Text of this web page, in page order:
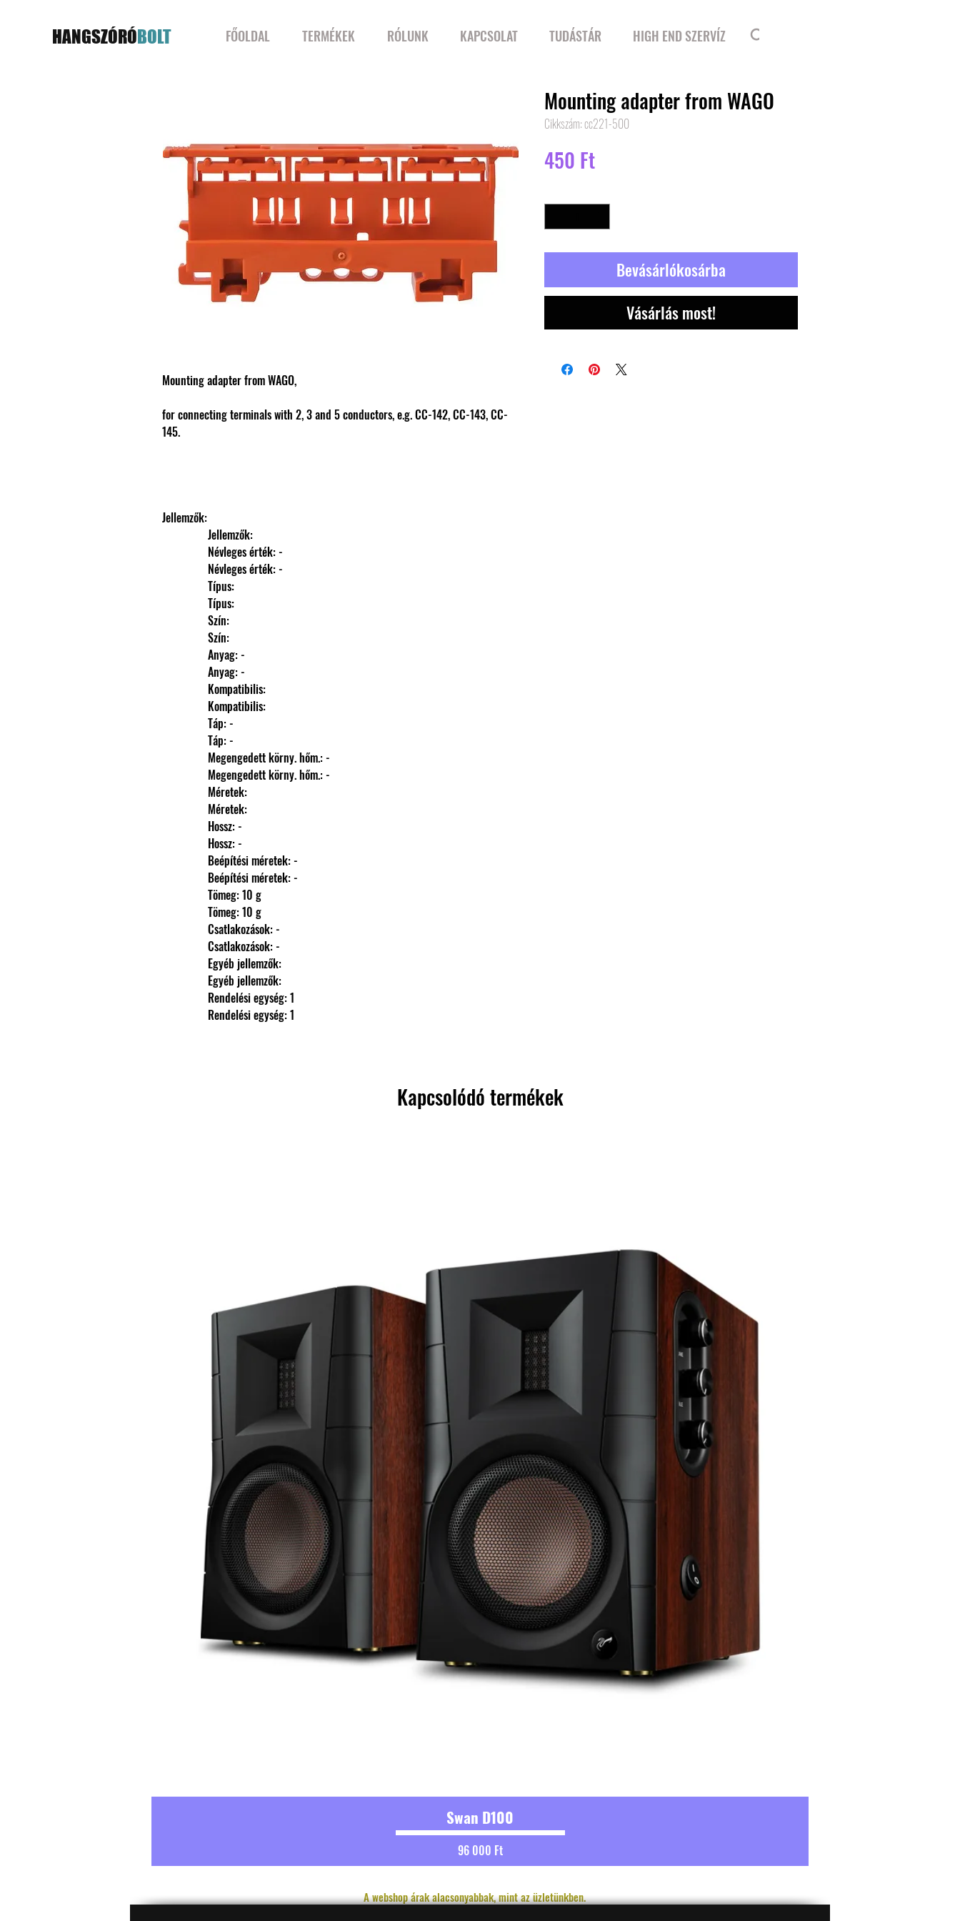
HANGSZÓRÓBOLT FŐOLDAL TERMÉKEK RÓLUNK KAPCSOLAT TUDÁSTÁR HIGH END SZERVÍZ
Mounting adapter from WAGO,
for connecting terminals with 2, 3 and 5 conductors, e.g. CC-142, CC-143, CC-
145.
Jellemzők:
                Jellemzők:
                Névleges érték: -
                Névleges érték: -
                Típus:
                Típus:
                Szín:
                Szín:
                Anyag: -
                Anyag: -
                Kompatibilis:
                Kompatibilis:
                Táp: -
                Táp: -
                Megengedett körny. hőm.: -
                Megengedett körny. hőm.: -
                Méretek:
                Méretek:
                Hossz: -
                Hossz: -
                Beépítési méretek: -
                Beépítési méretek: -
                Tömeg: 10 g
                Tömeg: 10 g
                Csatlakozások: -
                Csatlakozások: -
                Egyéb jellemzők:
                Egyéb jellemzők:
                Rendelési egység: 1
                Rendelési egység: 1
Mounting adapter from WAGO
Cikkszám: cc221-500
450 FtÁr
Bevásárlókosárba
Vásárlás most!
Kapcsolódó termékek
Swan D100
Ár
96 000 Ft
A webshop árak alacsonyabbak, mint az üzletünkben.